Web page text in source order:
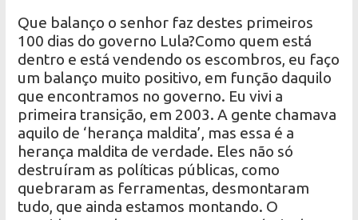
Que balanço o senhor faz destes primeiros
100 dias do governo Lula?Como quem está
dentro e está vendendo os escombros, eu faço
um balanço muito positivo, em função daquilo
que encontramos no governo. Eu vivi a
primeira transição, em 2003. A gente chamava
aquilo de ‘herança maldita’, mas essa é a
herança maldita de verdade. Eles não só
destruíram as políticas públicas, como
quebraram as ferramentas, desmontaram
tudo, que ainda estamos montando. O